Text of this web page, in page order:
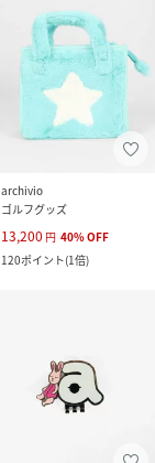
archivio
ゴルフグッズ
13,200 円 40%OFF
120ポイント(1倍)